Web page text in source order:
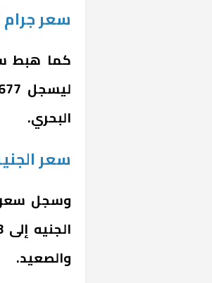
سعر جرام الذهب
البحري.
سعر الجنيه
والصعيد.